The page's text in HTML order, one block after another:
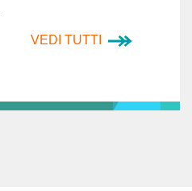
VEDI TUTTI